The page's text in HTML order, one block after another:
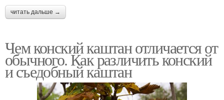
читать дальше →
Чем конский каштан отличается от
обычного. Как различить конский
и съедобный каштан